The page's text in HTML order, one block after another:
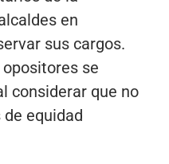
en
sus cargos.
se
considerar que no
equidad